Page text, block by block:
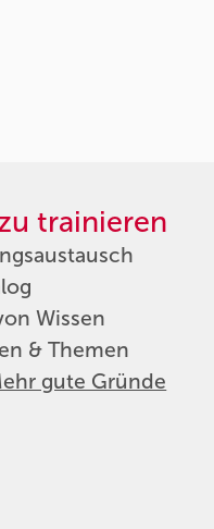
trainieren
Wissen
& Themen
gute Gründe